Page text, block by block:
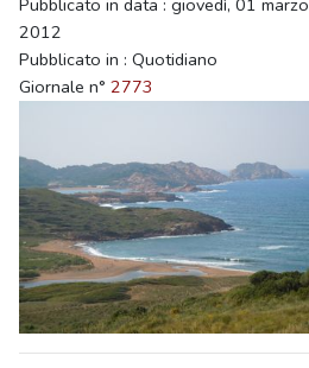
2012
Pubblicato in : Quotidiano
Giornale n° 2773